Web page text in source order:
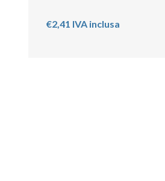
€2,41 IVA inclusa